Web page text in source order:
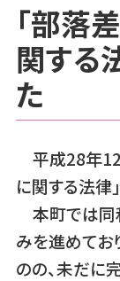
「部落
関する
た
平成28年
に関する法律
本町では同
みを進めてお
のの、未だに